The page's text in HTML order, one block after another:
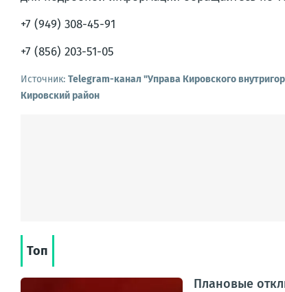
+7 (949) 308-45-91
+7 (856) 203-51-05
Источник: Telegram-канал "Управа Кировского
Кировский район
Топ
Плановые